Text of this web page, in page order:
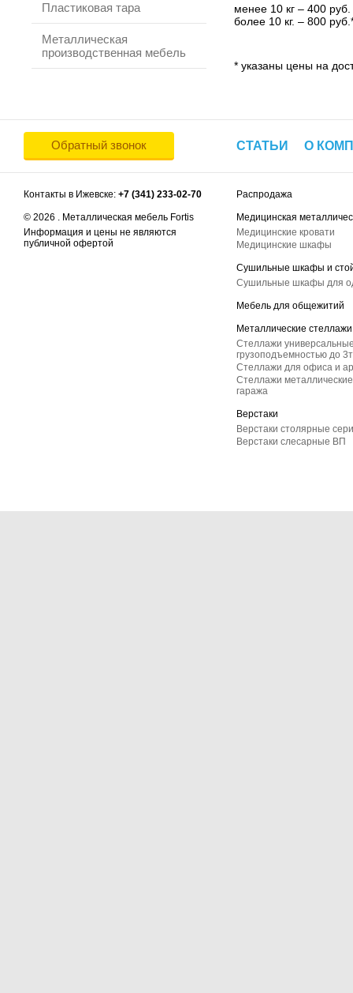
Пластиковая тара
Металлическая
производственная мебель
менее 10 кг – 400 руб.
более 10 кг. – 800
* указаны цены на
Обратный звонок СТАТЬИ О
Контакты в Ижевске: +7 (341) 233-02-70
© 2026 . Металлическая мебель Fortis
Информация и цены не являются
публичной офертой
Распродажа
Медицинская
Медицинские кровати
Медицинские шкафы
Сушильные шкафы и
Сушильные шкафы для
Мебель для общежитий
Металлические стеллажи
Стеллажи
грузоподъемностью до
Стеллажи для офиса и
Стеллажи
гаража
Верстаки
Верстаки столярные
Верстаки слесарные ВП